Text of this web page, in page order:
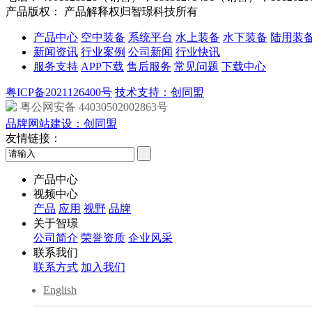
产品版权： 产品解释权归智璟科技所有
产品中心 空中装备 系统平台 水上装备 水下装备 陆用装
新闻资讯 行业案例 公司新闻 行业快讯
服务支持 APP下载 售后服务 常见问题 下载中心
粤ICP备2021126400号 技术支持：创同盟
粤公网安备 44030502002863号
品牌网站建设：创同盟
友情链接：
产品中心
视频中心
产品 应用 视野 品牌
关于智璟
公司简介 荣誉资质 企业风采
联系我们
联系方式 加入我们
English